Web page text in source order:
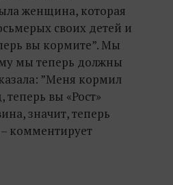
женщина, которая
своих детей и
вы кормите”. Мы
мы теперь должны
”Меня кормил
теперь вы «Рост»
значит, теперь
комментирует